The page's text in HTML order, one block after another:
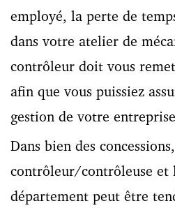
employé, la perte de
dans votre atelier de
contrôleur doit vous
afin que vous puissiez
gestion de votre
Dans bien des
contrôleur/contrôleuse et
département peut être